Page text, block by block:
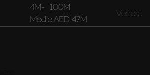
4M- 100M
MedieAED 47M
Vedere